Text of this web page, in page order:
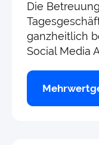
Die
ganzheitlich
Social Media